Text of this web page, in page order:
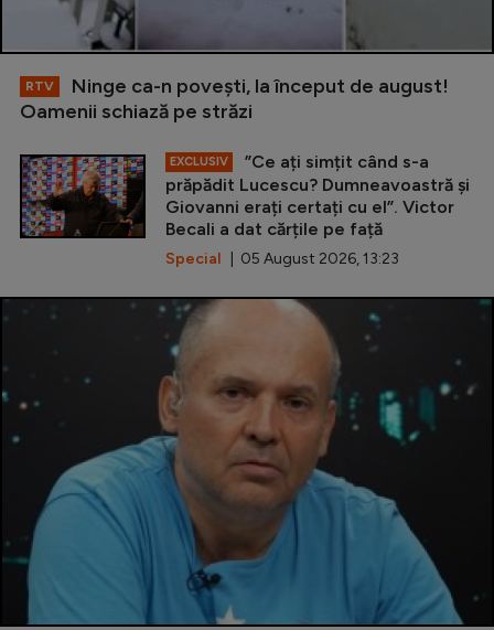
RTV
Ninge ca-n povești, la început de august!
Oamenii schiază pe străzi
EXCLUSIV
”Ce ați simțit când s-a
prăpădit Lucescu? Dumneavoastră și
Giovanni erați certați cu el”. Victor
Becali a dat cărțile pe față
Special | 05 August 2026, 13:23